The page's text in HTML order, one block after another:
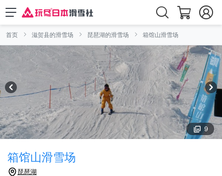
首页 滋贺县的滑雪场 琵琶湖的滑雪场 箱馆山滑雪场
9
箱馆山滑雪场
琵琶湖